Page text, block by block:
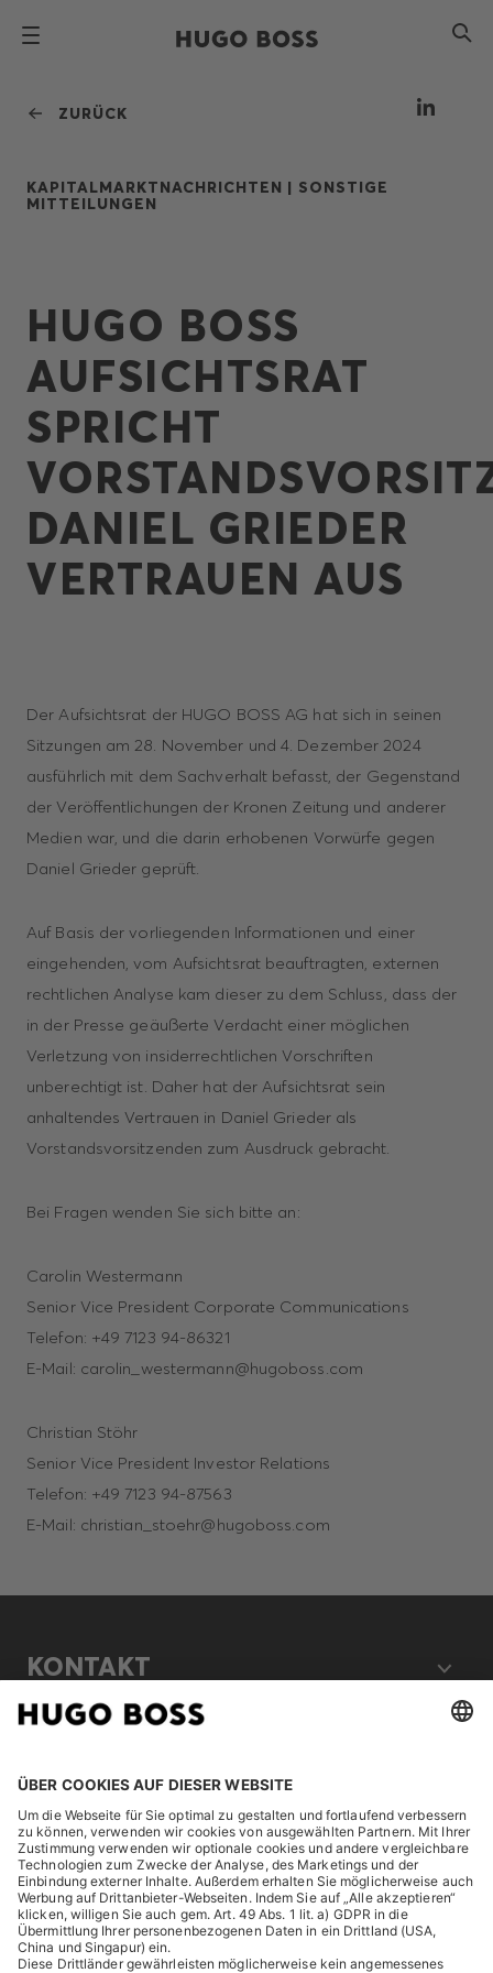
ZURÜCK
KAPITALMARKTNACHRICHTEN | SONSTIGE
MITTEILUNGEN
HUGO BOSS
AUFSICHTSRAT
SPRICHT
DANIEL GRIEDER
VERTRAUEN AUS
Der Aufsichtsrat der HUGO BOSS AG hat sich in seinen
Sitzungen am 28. November und 4. Dezember 2024
ausführlich mit dem Sachverhalt befasst, der Gegenstand
der Veröffentlichungen der Kronen Zeitung und anderer
Medien war, und die darin erhobenen Vorwürfe gegen
Daniel Grieder geprüft.
Auf Basis der vorliegenden Informationen und einer
eingehenden, vom Aufsichtsrat beauftragten, externen
rechtlichen Analyse kam dieser zu dem Schluss, dass der
in der Presse geäußerte Verdacht einer möglichen
Verletzung von insiderrechtlichen Vorschriften
unberechtigt ist. Daher hat der Aufsichtsrat sein
anhaltendes Vertrauen in Daniel Grieder als
Vorstandsvorsitzenden zum Ausdruck gebracht.
Bei Fragen wenden Sie sich bitte an:
Carolin Westermann
Senior Vice President Corporate Communications
Telefon: +49 7123 94-86321
E-Mail: carolin_westermann@hugoboss.com
Christian Stöhr
Senior Vice President Investor Relations
Telefon: +49 7123 94-87563
E-Mail: christian_stoehr@hugoboss.com
KONTAKT
ENTDECKEN